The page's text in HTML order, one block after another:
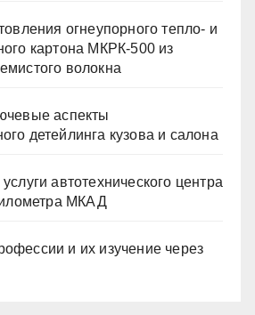
огнеупорного тепло- и
картона МКРК-500 из
волокна
аспекты
детейлинга кузова и салона
автотехнического центра
МКАД
и их изучение через